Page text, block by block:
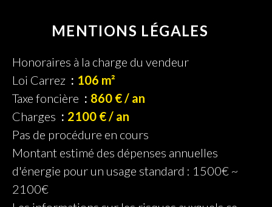
MENTIONS LÉGALES
Honoraires à la charge du vendeur
Loi Carrez
106 m²
Taxe foncière
860 € / an
Charges
2100 € / an
Pas de procédure en cours
Montant estimé des dépenses annuelles
d'énergie pour un usage standard : 1500€ ~
2100€